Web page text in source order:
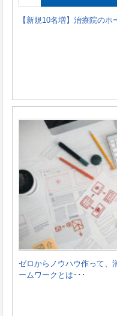
【新規10名増】治療院の
ゼロからノウハウ作って、
ームワークとは･･･